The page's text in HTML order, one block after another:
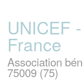
UNICEF
France
Association
75009 (75)